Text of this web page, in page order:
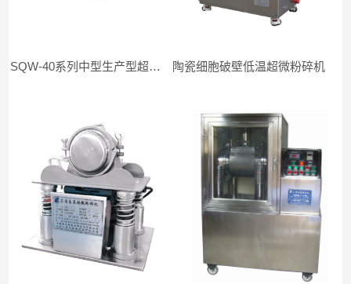
SQW-40系列中型生产型超微粉碎机 陶瓷细胞破壁低温超微粉碎机